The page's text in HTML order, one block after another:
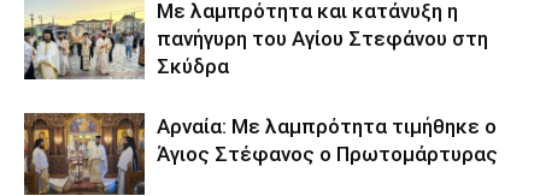
Με λαμπρότητα και κατάνυξη η
πανήγυρη του Αγίου Στεφάνου στη
Σκύδρα
Αρναία: Με λαμπρότητα τιμήθηκε ο
Άγιος Στέφανος ο Πρωτομάρτυρας